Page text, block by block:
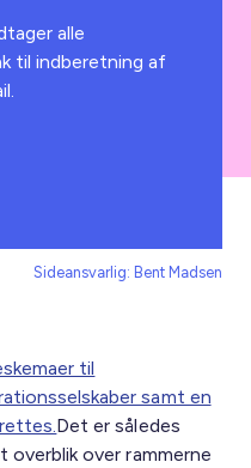
alle
til indberetning af
Sideansvarlig: Bent Madsen
til
samt en
Det er således
overblik over rammerne